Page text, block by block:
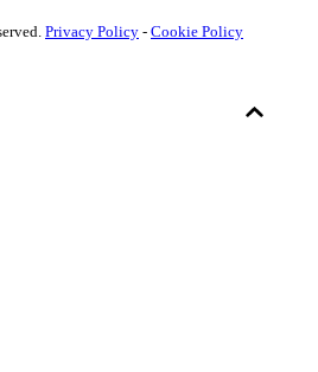
Privacy Policy - Cookie Policy